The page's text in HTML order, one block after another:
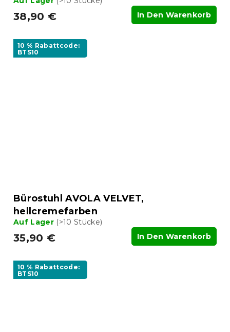
38,90 € In Den Warenkorb
10 % Rabattcode:
BTS10
Bürostuhl AVOLA VELVET,
hellcremefarben
Auf Lager (>10 Stücke)
35,90 € In Den Warenkorb
10 % Rabattcode:
BTS10